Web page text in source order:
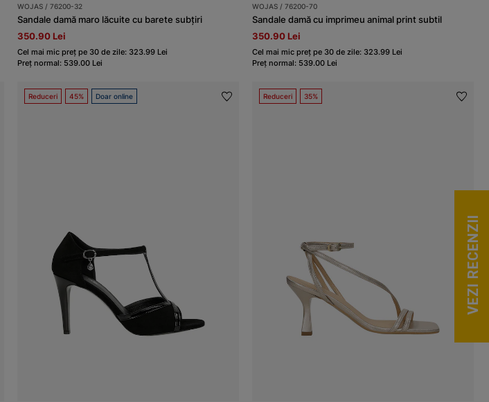
WOJAS / 76200-32
Sandale damă maro lăcuite cu barete subțiri
350.90 Lei
Cel mai mic preț pe 30 de zile: 323.99 Lei
Preț normal: 539.00 Lei
WOJAS / 76200-70
Sandale damă cu imprimeu animal print subtil
350.90 Lei
Cel mai mic preț pe 30 de zile: 323.99 Lei
Preț normal: 539.00 Lei
Reduceri 45% Doar online Reduceri 35%
VEZI RECENZII